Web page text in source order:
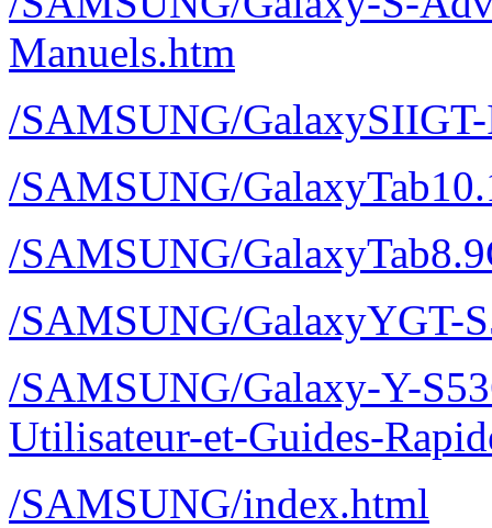
Manuels.htm
/SAMSUNG/
/SAMSUNG/
/SAMSUNG/
/SAMSUNG/GalaxyYGT-
/SAMSUNG/Galaxy-Y-
Utilisateur-et-Guides-
/SAMSUNG/index.html